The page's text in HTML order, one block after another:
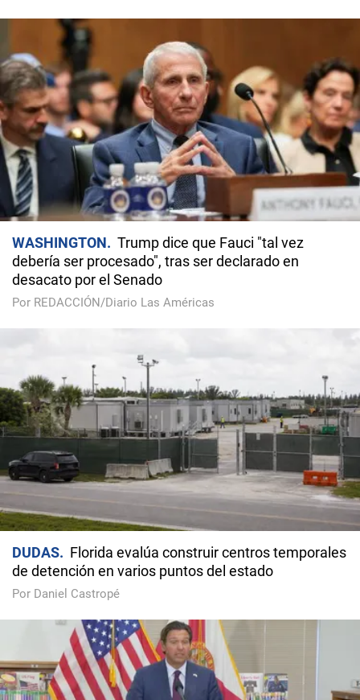
WASHINGTON
Trump dice que Fauci "tal vez
debería ser procesado", tras ser declarado en
desacato por el Senado
Por REDACCIÓN/Diario Las Américas
DUDAS
Florida evalúa construir centros temporales
de detención en varios puntos del estado
Por Daniel Castropé